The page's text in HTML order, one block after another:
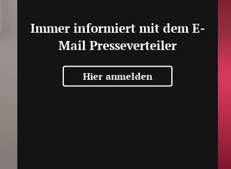
Immer informiert mit dem E-
Mail Presseverteiler
Hier anmelden